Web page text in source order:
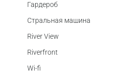
Гардероб
Стральная машина
River View
Riverfront
Wi-fi